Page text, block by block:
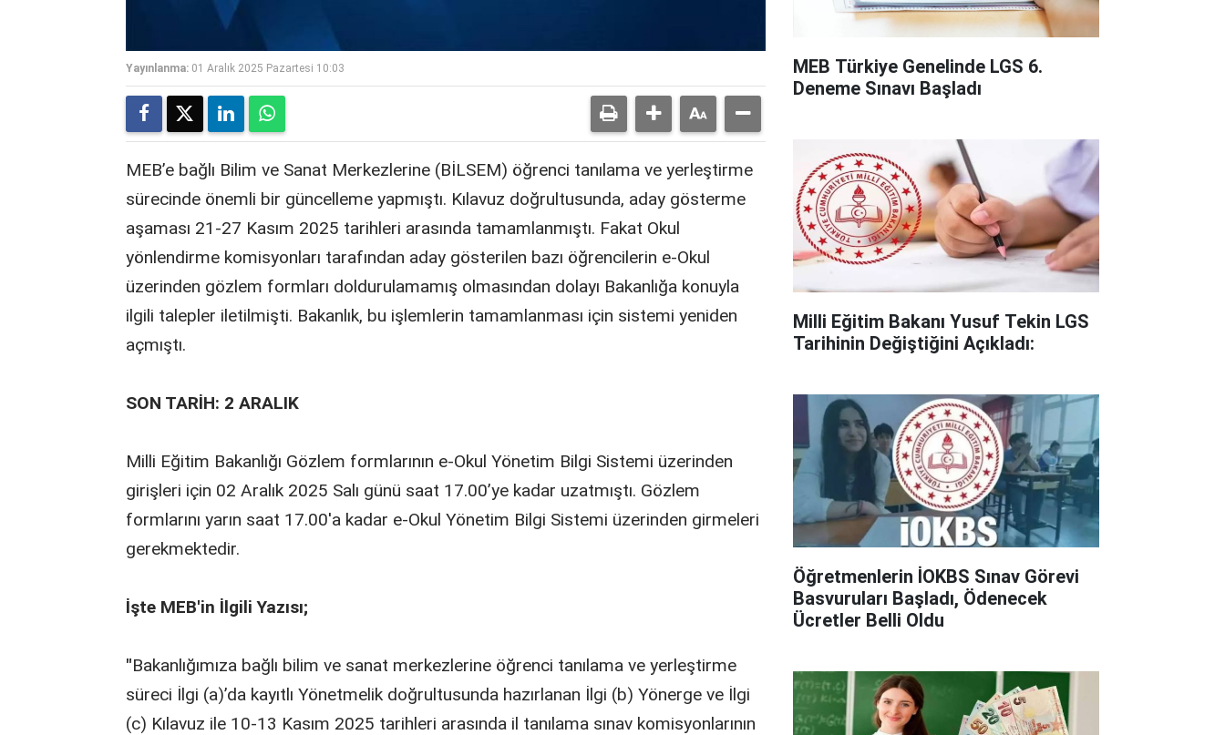
Yayınlanma: 01 Aralık 2025 Pazartesi 10:03
MEB’e bağlı Bilim ve Sanat Merkezlerine (BİLSEM) öğrenci tanılama ve yerleştirme
sürecinde önemli bir güncelleme yapmıştı. Kılavuz doğrultusunda, aday gösterme
aşaması 21-27 Kasım 2025 tarihleri arasında tamamlanmıştı. Fakat Okul
yönlendirme komisyonları tarafından aday gösterilen bazı öğrencilerin e-Okul
üzerinden gözlem formları doldurulamamış olmasından dolayı Bakanlığa konuyla
ilgili talepler iletilmişti. Bakanlık, bu işlemlerin tamamlanması için sistemi yeniden
açmıştı.
SON TARİH: 2 ARALIK
Milli Eğitim Bakanlığı Gözlem formlarının e-Okul Yönetim Bilgi Sistemi üzerinden
girişleri için 02 Aralık 2025 Salı günü saat 17.00’ye kadar uzatmıştı. Gözlem
formlarını yarın saat 17.00'a kadar e-Okul Yönetim Bilgi Sistemi üzerinden girmeleri
gerekmektedir.
İşte MEB'in İlgili Yazısı;
"Bakanlığımıza bağlı bilim ve sanat merkezlerine öğrenci tanılama ve yerleştirme
süreci İlgi (a)’da kayıtlı Yönetmelik doğrultusunda hazırlanan İlgi (b) Yönerge ve İlgi
(c) Kılavuz ile 10-13 Kasım 2025 tarihleri arasında il tanılama sınav komisyonlarının
MEB Türkiye Genelinde LGS 6.
Deneme Sınavı Başladı
Milli Eğitim Bakanı Yusuf Tekin LGS
Tarihinin Değiştiğini Açıkladı:
Öğretmenlerin İOKBS Sınav Görevi
Basvuruları Başladı, Ödenecek
Ücretler Belli Oldu